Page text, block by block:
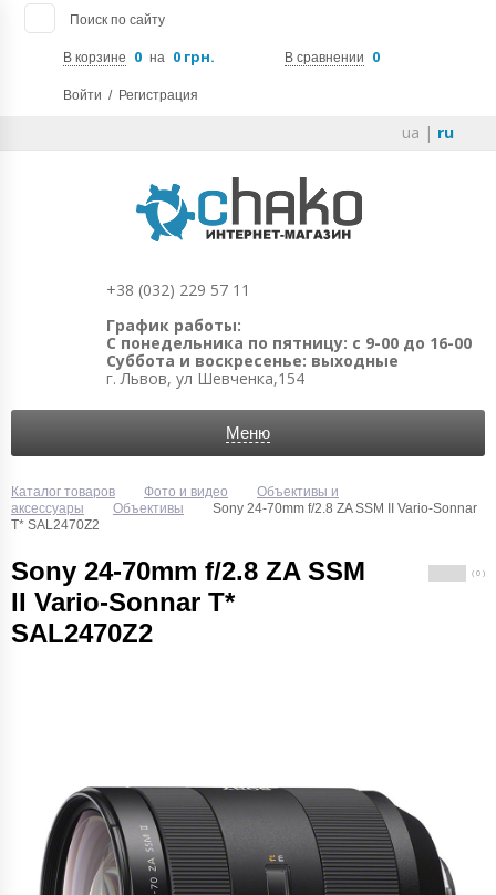
Поиск по сайту
В корзине 0 на 0 грн. В сравнении 0
Войти / Регистрация
ua | ru
+38 (032) 229 57 11
График работы:
С понедельника по пятницу: с 9-00 до 16-00
Суббота и воскресенье: выходные
г. Львов, ул Шевченка,154
Меню
Каталог товаров Фото и видео
Объективы и
аксессуары
Объективы
Sony 24-70mm f/2.8 ZA SSM II Vario-Sonnar
T* SAL2470Z2
Sony 24-70mm f/2.8 ZA SSM
II Vario-Sonnar T*
SAL2470Z2
( 0 )